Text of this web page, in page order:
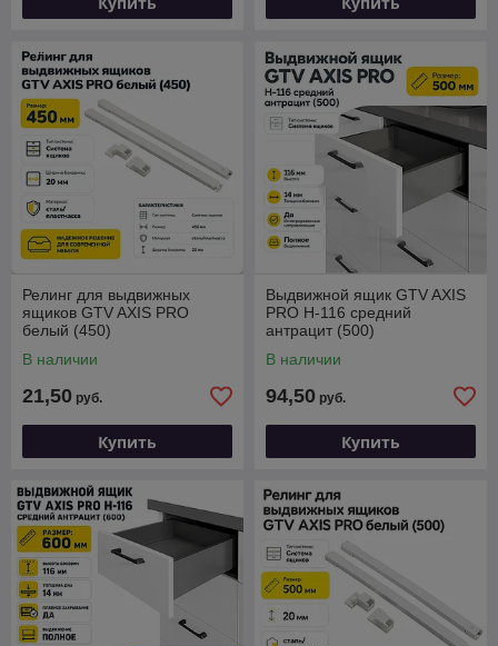
Релинг для выдвижных
ящиков GTV AXIS PRO
белый (450)
В наличии
21,50 руб.
Купить
Выдвижной ящик GTV AXIS
PRO H-116 средний
антрацит (500)
В наличии
94,50 руб.
Купить